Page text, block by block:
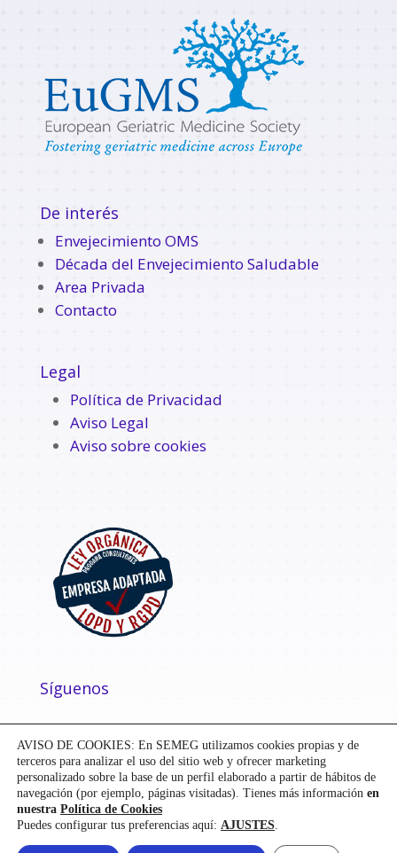
De interés
Envejecimiento OMS
Década del Envejecimiento Saludable
Area Privada
Contacto
Legal
Política de Privacidad
Aviso Legal
Aviso sobre cookies
Síguenos
AVISO DE COOKIES: En SEMEG utilizamos cookies propias y de
terceros para analizar el uso del sitio web y ofrecer marketing
personalizado sobre la base de un perfil elaborado a partir de hábitos de
navegación (por ejemplo, páginas visitadas). Tienes más información en
nuestra Política de Cookies
Puedes configurar tus preferencias aquí: AJUSTES.